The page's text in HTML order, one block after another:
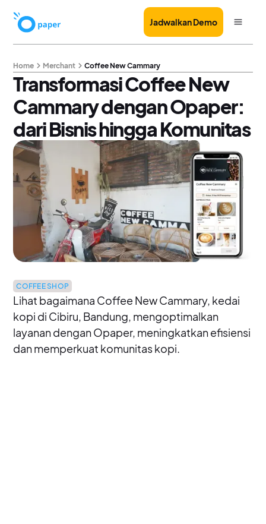
Jadwalkan Demo
Home Merchant Coffee New Cammary
Transformasi Coffee New
Cammary dengan Opaper:
dari Bisnis hingga Komunitas
COFFEE SHOP
Lihat bagaimana Coffee New Cammary, kedai
kopi di Cibiru, Bandung, mengoptimalkan
layanan dengan Opaper, meningkatkan efisiensi
dan memperkuat komunitas kopi.